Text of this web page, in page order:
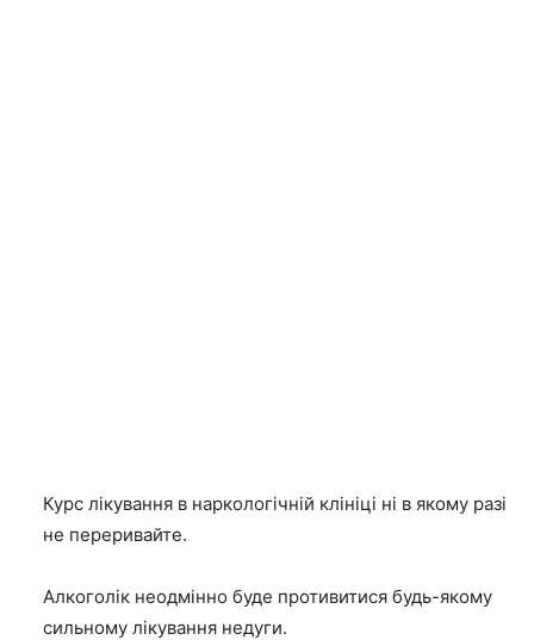
Курс лікування в наркологічній клініці ні в якому разі
не переривайте.
Алкоголік неодмінно буде противитися будь-якому
сильному лікування недуги.